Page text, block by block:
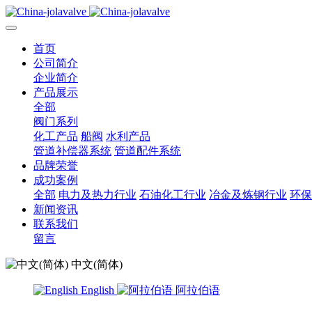
首页
公司简介
企业简介
产品展示
全部
阀门系列
化工产品 船阀 水利产品
管道补偿器系统 管道配件系统
品牌荣誉
成功案例
全部 电力及热力行业 石油化工行业 冶金及炼钢行业 环
新闻资讯
联系我们
留言
中文(简体)
English 阿拉伯语